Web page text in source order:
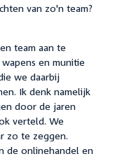
van zo'n team?
team aan te
en munitie
we daarbij
Ik denk namelijk
door de jaren
verteld. We
zo te zeggen.
de onlinehandel en